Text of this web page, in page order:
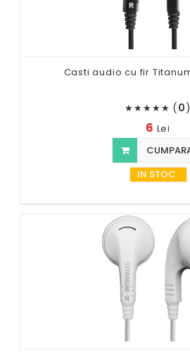
Casti audio cu fir Titanum
★★★★★ (0)
6 Lei
IN STOC